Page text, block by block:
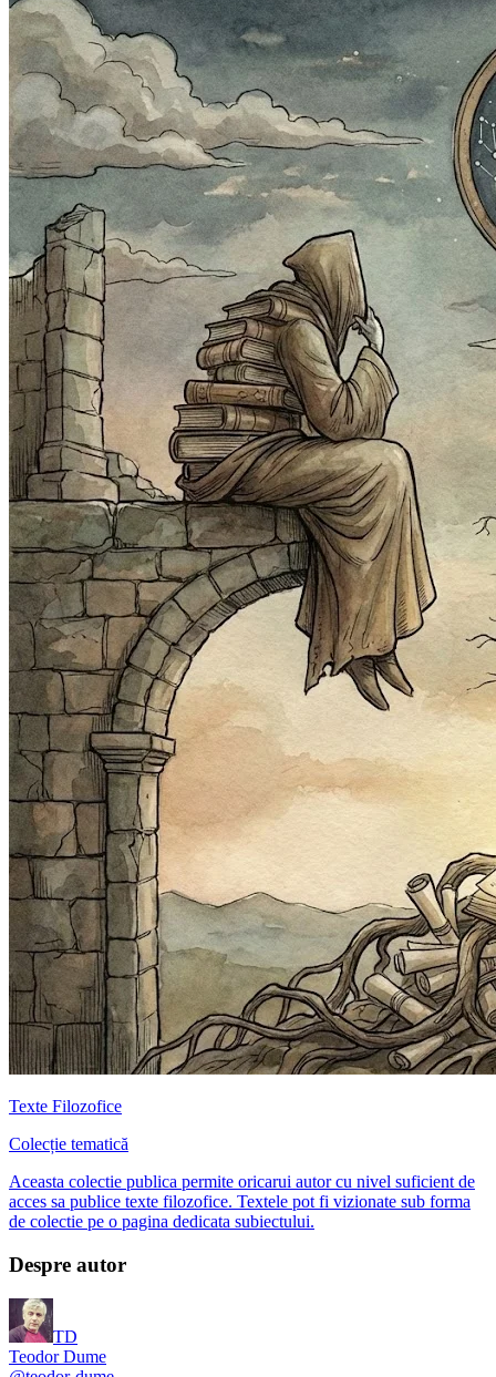
Texte Filozofice
Colecție tematică
Aceasta colectie publica permite oricarui autor cu nivel suficient de
acces sa publice texte filozofice. Textele pot fi vizionate sub forma
de colectie pe o pagina dedicata subiectului.
Despre autor
TD
Teodor Dume